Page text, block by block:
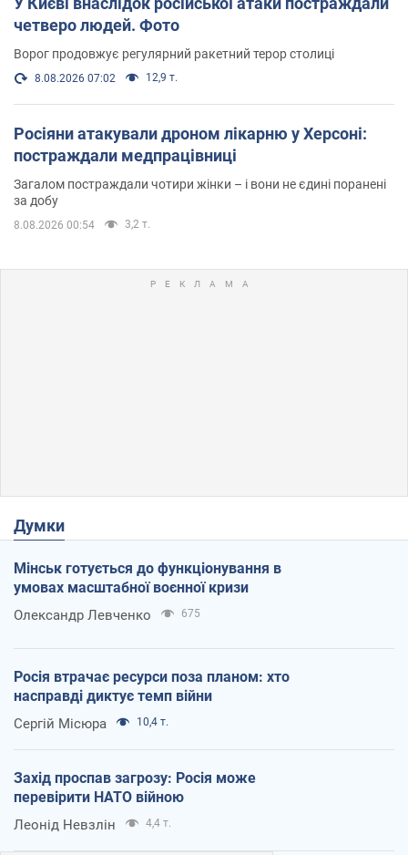
четверо людей. Фото
Ворог продовжує регулярний ракетний терор столиці
8.08.2026 07:02 12,9 т.
Росіяни атакували дроном лікарню у Херсоні:
постраждали медпрацівниці
Загалом постраждали чотири жінки – і вони не єдині поранені
за добу
8.08.2026 00:54 3,2 т.
Думки
Мінськ готується до функціонування в
умовах масштабної воєнної кризи
Олександр Левченко 675
Росія втрачає ресурси поза планом: хто
насправді диктує темп війни
Сергій Місюра 10,4 т.
Захід проспав загрозу: Росія може
перевірити НАТО війною
Леонід Невзлін 4,4 т.